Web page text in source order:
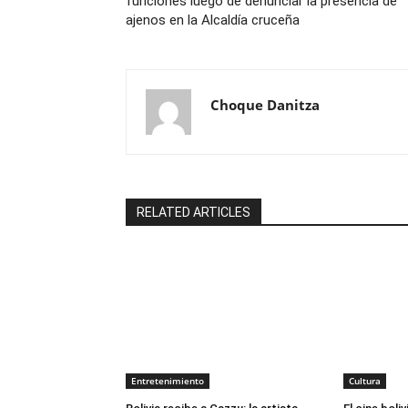
ajenos en la Alcaldía cruceña
Choque Danitza
RELATED ARTICLES
Entretenimiento Cultura